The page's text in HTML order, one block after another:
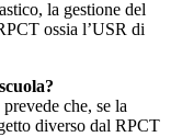
la gestione del
ossia l’USR di
che, se la
diverso dal RPCT